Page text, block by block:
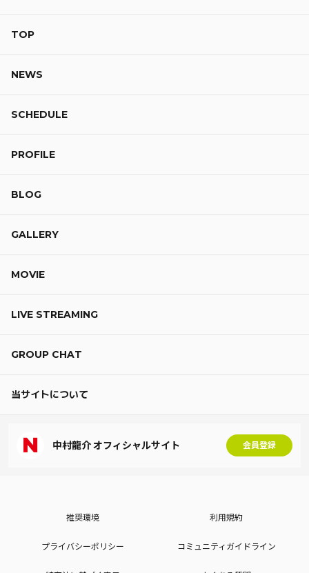
TOP
NEWS
SCHEDULE
PROFILE
BLOG
GALLERY
MOVIE
LIVE STREAMING
GROUP CHAT
当サイトについて
中村龍介 オフィシャルサイト 会員登録
推奨環境 利用規約
プライバシーポリシー コミュニティガイドライン